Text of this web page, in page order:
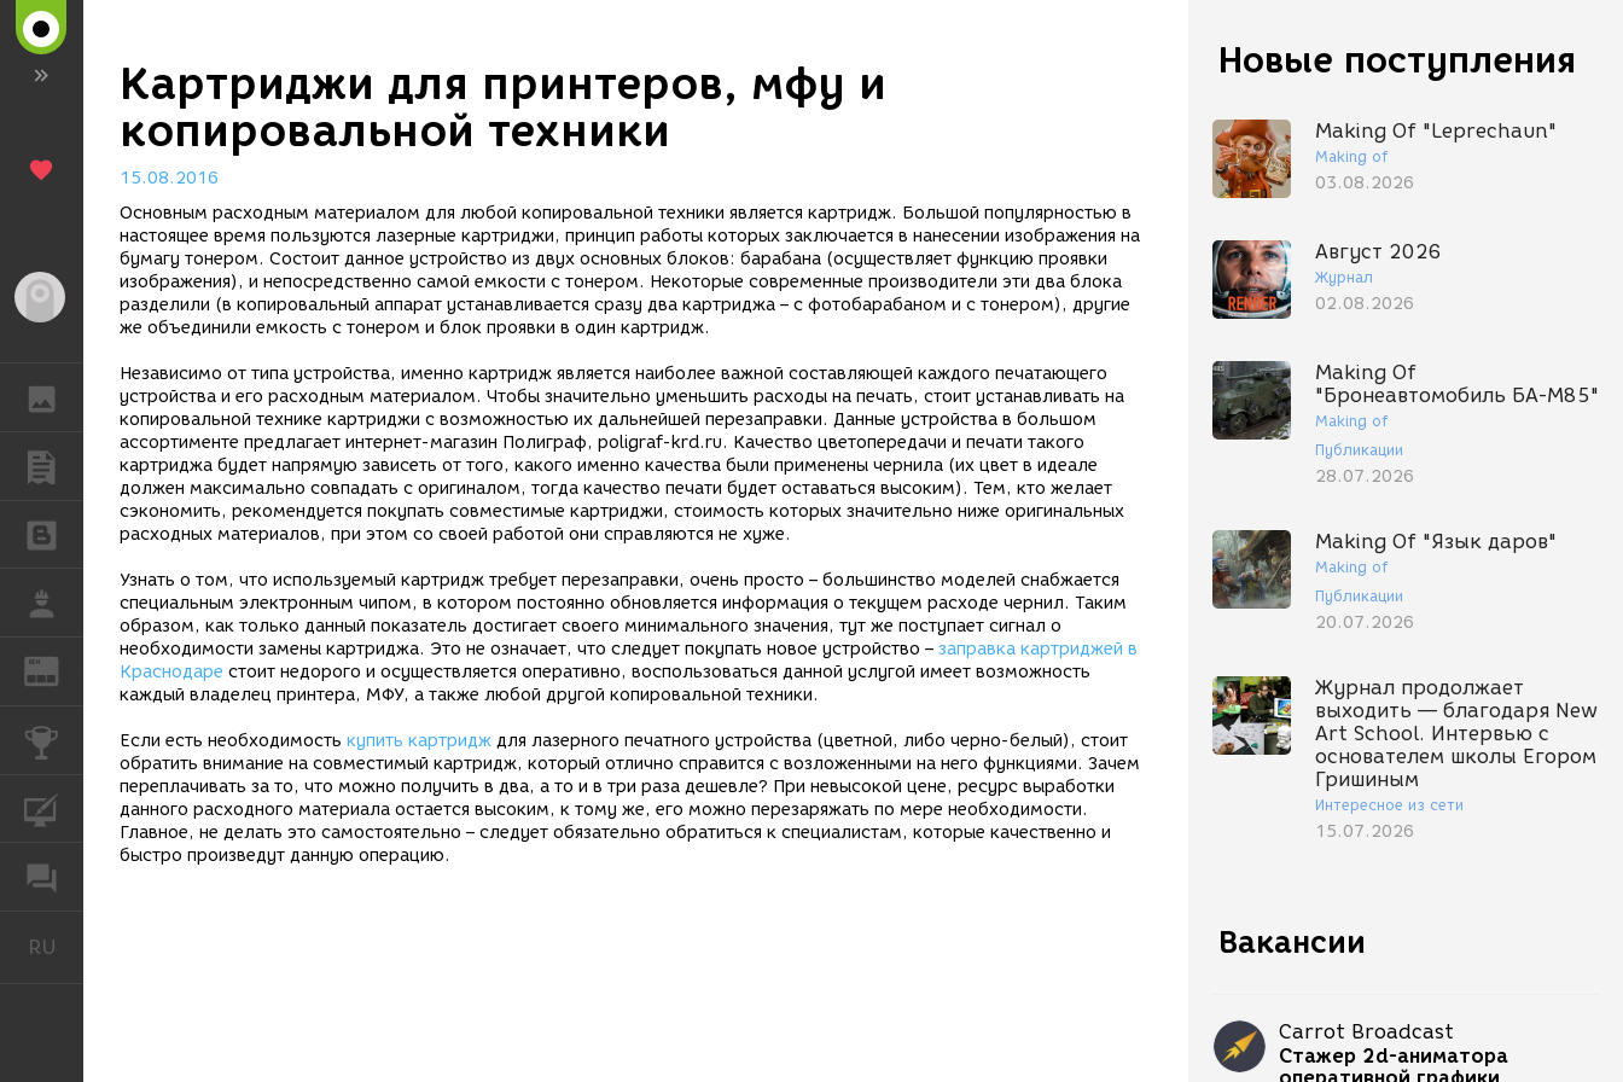
Гость
ГАЛЕРЕЯ
ПУБЛИКАЦИИ
БЛОГИ
РАБОТА
REN ЖУРНАЛ
КОНКУРСЫ
КУРСЫ
RU
Новые поступления
Making Of "Leprechaun"
Making of
03.08.2026
Август 2026
Журнал
02.08.2026
Making Of
"Бронеавтомобиль БА-М85"
Making of
Публикации
28.07.2026
Making Of "Язык даров"
Making of
Публикации
20.07.2026
Журнал продолжает
выходить — благодаря New
Art School. Интервью с
основателем школы Егором
Гришиным
Интересное из сети
15.07.2026
Вакансии
Carrot Broadcast
Стажер 2d-аниматора
Картриджи для принтеров, мфу и
копировальной техники
15.08.2016
Основным расходным материалом для любой копировальной техники является картридж. Большой популярностью в
настоящее время пользуются лазерные картриджи, принцип работы которых заключается в нанесении изображения на
бумагу тонером. Состоит данное устройство из двух основных блоков: барабана (осуществляет функцию проявки
изображения), и непосредственно самой емкости с тонером. Некоторые современные производители эти два блока
разделили (в копировальный аппарат устанавливается сразу два картриджа – с фотобарабаном и с тонером), другие
же объединили емкость с тонером и блок проявки в один картридж.
Независимо от типа устройства, именно картридж является наиболее важной составляющей каждого печатающего
устройства и его расходным материалом. Чтобы значительно уменьшить расходы на печать, стоит устанавливать на
копировальной технике картриджи с возможностью их дальнейшей перезаправки. Данные устройства в большом
ассортименте предлагает интернет-магазин Полиграф, poligraf-krd.ru. Качество цветопередачи и печати такого
картриджа будет напрямую зависеть от того, какого именно качества были применены чернила (их цвет в идеале
должен максимально совпадать с оригиналом, тогда качество печати будет оставаться высоким). Тем, кто желает
сэкономить, рекомендуется покупать совместимые картриджи, стоимость которых значительно ниже оригинальных
расходных материалов, при этом со своей работой они справляются не хуже.
Узнать о том, что используемый картридж требует перезаправки, очень просто – большинство моделей снабжается
специальным электронным чипом, в котором постоянно обновляется информация о текущем расходе чернил. Таким
образом, как только данный показатель достигает своего минимального значения, тут же поступает сигнал о
необходимости замены картриджа. Это не означает, что следует покупать новое устройство – заправка картриджей в
Краснодаре стоит недорого и осуществляется оперативно, воспользоваться данной услугой имеет возможность
каждый владелец принтера, МФУ, а также любой другой копировальной техники.
Если есть необходимость купить картридж для лазерного печатного устройства (цветной, либо черно-белый), стоит
обратить внимание на совместимый картридж, который отлично справится с возложенными на него функциями. Зачем
переплачивать за то, что можно получить в два, а то и в три раза дешевле? При невысокой цене, ресурс выработки
данного расходного материала остается высоким, к тому же, его можно перезаряжать по мере необходимости.
Главное, не делать это самостоятельно – следует обязательно обратиться к специалистам, которые качественно и
быстро произведут данную операцию.